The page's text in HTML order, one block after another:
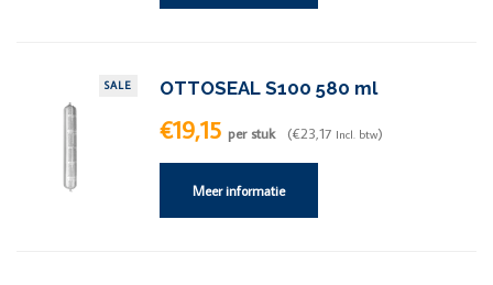
SALE OTTOSEAL S100 580 ml
€19,15 per stuk (€23,17 Incl. btw)
Meer informatie